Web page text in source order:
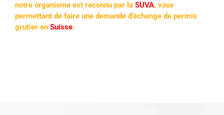
notre organisme est reconnu par la SUVA, vous
permettant de faire une demande d’échange de permis
grutier en Suisse.